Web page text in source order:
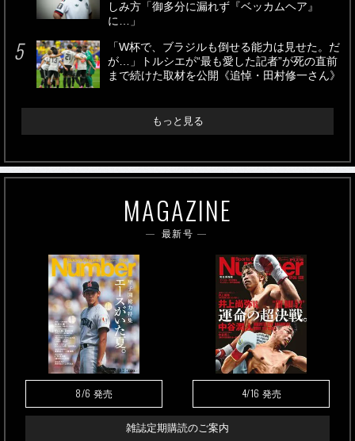
しみ方「御多分に漏れず『ベッカムヘア』
に…」
「W杯で、ブラジルも倒せる能力は見せた。だ
が…」トルシエが“最も愛した記者”が死の直前
まで続けた取材を公開《追悼・田村修一さん》
もっと見る
MAGAZINE
最新号
8/6 発売 4/16 発売
雑誌定期購読のご案内